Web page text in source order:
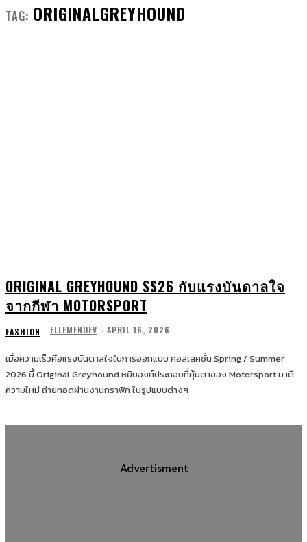
TAG: ORIGINALGREYHOUND
ORIGINAL GREYHOUND SS26 กับแรงบันดาลใจ
จากกีฬา MOTORSPORT
FASHION ELLEMENDEV - APRIL 16, 2026
เมื่อความเร็วคือแรงบันดาลใจในการออกแบบ คอลเลคชั่น Spring / Summer
2026 นี้ Original Greyhound หยิบองค์ประกอบที่คุ้นตาของ Motorsport มาตี
ความใหม่ ถ่ายทอดผ่านงานกราฟิก ในรูปแบบต่างๆ
Advertisment